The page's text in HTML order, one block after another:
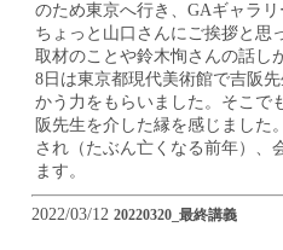
のため東京へ行き、GAギャラ
ちょっと山口さんにご挨拶と思
取材のことや鈴木恂さんの話し
8日は東京都現代美術館で吉阪
かう力をもらいました。そこで
阪先生を介した縁を感じました
され（たぶん亡くなる前年）、
ます。
2022/03/12 20220320_最終講義